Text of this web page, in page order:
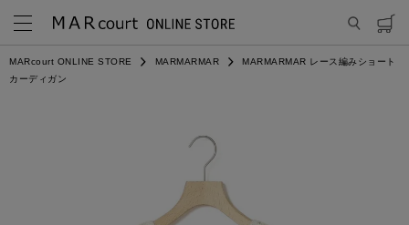
MARcourt ONLINE STORE MARMARMAR
MARMARMAR レース編みショート
カーディガン